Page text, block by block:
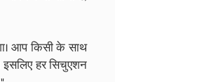
आप किसी के साथ
हर सिचुएशन